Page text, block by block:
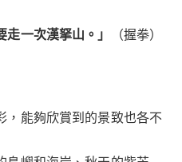
一次漢拏山。」 （握拳）
，能夠欣賞到的景致也各不